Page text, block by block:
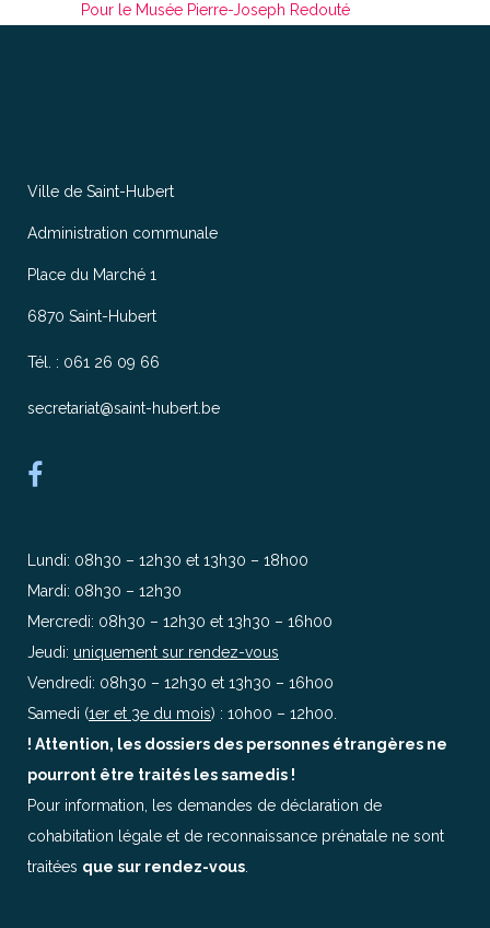
Pour le Musée Pierre-Joseph Redouté
Ville de Saint-Hubert
Administration communale
Place du Marché 1
6870 Saint-Hubert
Tél. : 061 26 09 66
secretariat@saint-hubert.be
Lundi: 08h30 – 12h30 et 13h30 – 18h00
Mardi: 08h30 – 12h30
Mercredi: 08h30 – 12h30 et 13h30 – 16h00
Jeudi: uniquement sur rendez-vous
Vendredi: 08h30 – 12h30 et 13h30 – 16h00
Samedi (1er et 3e du mois) : 10h00 – 12h00.
! Attention, les dossiers des personnes étrangères ne
pourront être traités les samedis !
Pour information, les demandes de déclaration de
cohabitation légale et de reconnaissance prénatale ne sont
traitées que sur rendez-vous